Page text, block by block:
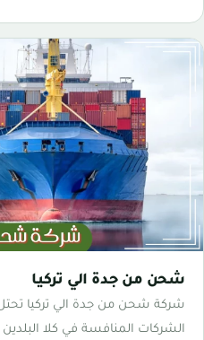
شحن من جدة الي تركيا
شركة شحن من جدة الي تركيا تحتل
الشركات المنافسة في كلا